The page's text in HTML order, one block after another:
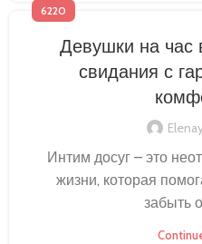
6220
Девушки на час
свидания с
Интим досуг – это
жизни, которая
забыть